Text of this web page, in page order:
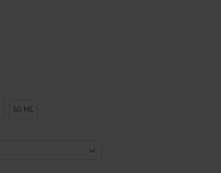
50 ML